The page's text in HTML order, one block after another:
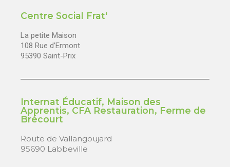
Centre Social Frat'
La petite Maison
108 Rue d’Ermont
95390 Saint-Prix
Internat Éducatif, Maison des
Apprentis, CFA Restauration, Ferme de
Brécourt
Route de Vallangoujard
95690 Labbeville